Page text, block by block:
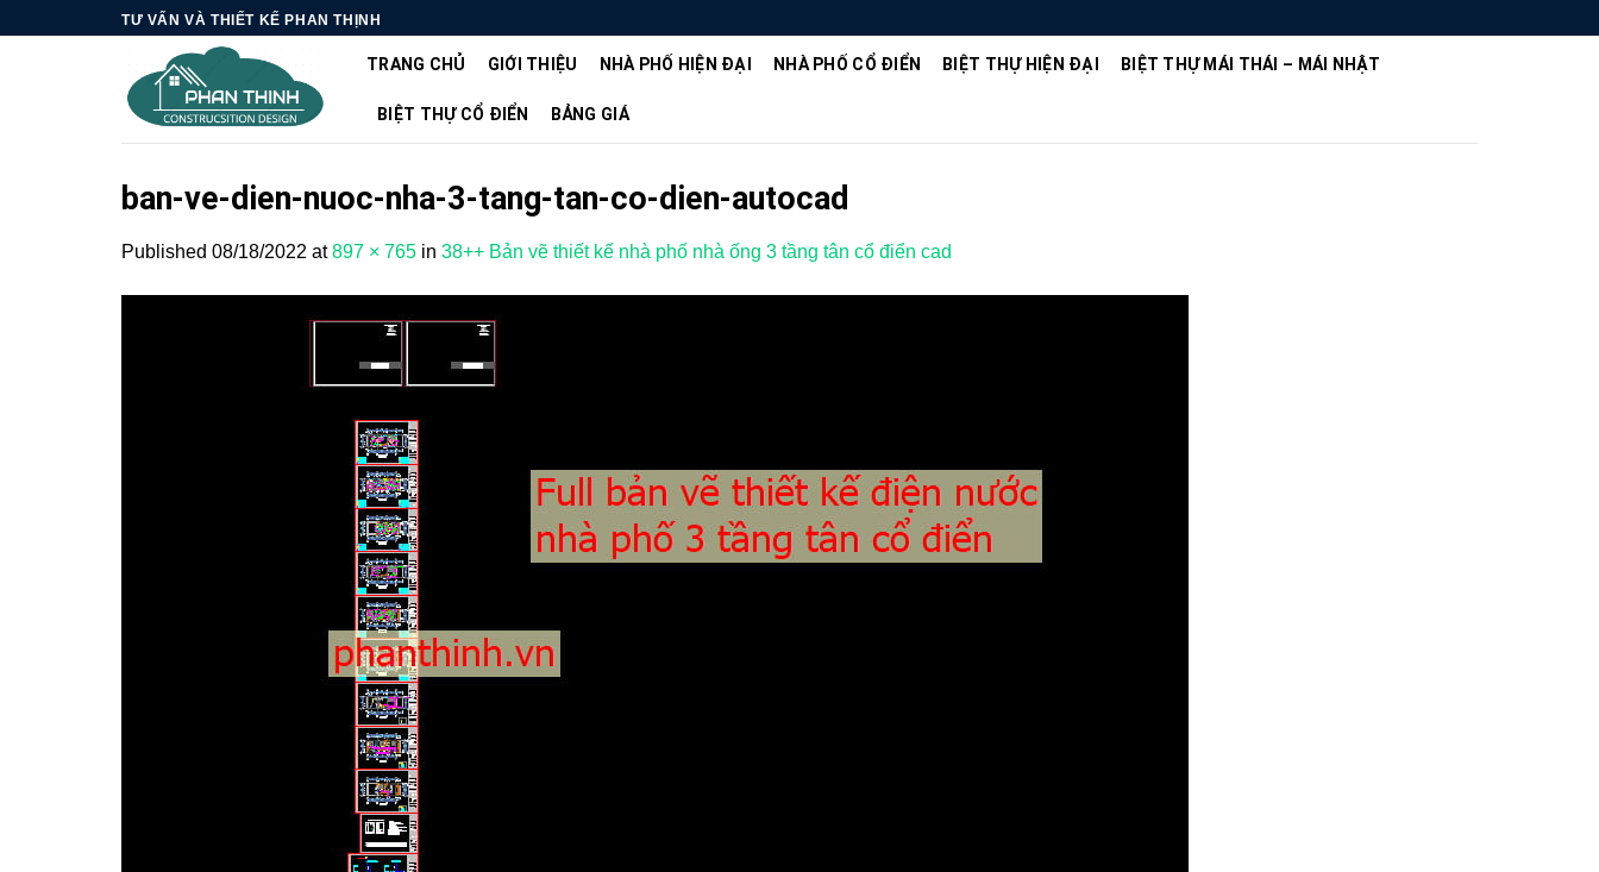
TƯ VẤN VÀ THIẾT KẾ PHAN THỊNH
TRANG CHỦ GIỚI THIỆU NHÀ PHỐ HIỆN ĐẠI NHÀ PHỐ CỔ ĐIỂN BIỆT THỰ HIỆN ĐẠI BIỆT THỰ MÁI THÁI – MÁI NHẬT
BIỆT THỰ CỔ ĐIỂN BẢNG GIÁ
ban-ve-dien-nuoc-nha-3-tang-tan-co-dien-autocad
Published 08/18/2022 at897 × 765 in 38++ Bản vẽ thiết kế nhà phố nhà ống 3 tầng tân cổ điển cad